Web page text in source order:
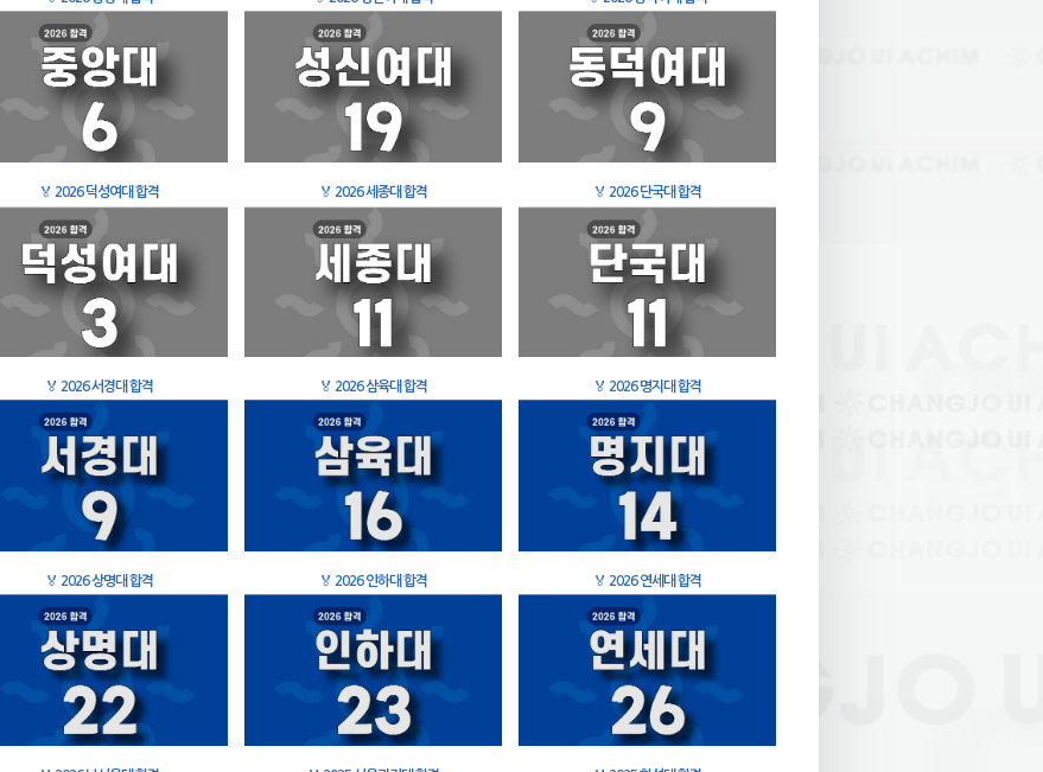
🏅 2026 덕성여대 합격 🏅 2026 세종대 합격 🏅 2026 단국대 합격
🏅 2026 서경대 합격 🏅 2026 삼육대 합격 🏅 2026 명지대 합격
🏅 2026 상명대 합격 🏅 2026 인하대 합격 🏅 2026 연세대 합격